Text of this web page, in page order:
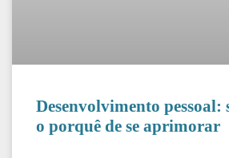
Desenvolvimento pessoal:
o porquê de se aprimorar